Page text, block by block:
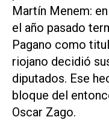
Martín Menem:
el año pasado
Pagano como
riojano decidió
diputados. Ese
bloque del
Oscar Zago.